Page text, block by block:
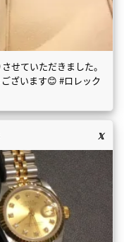
せていただきました。
ざいます😊 #ロレック